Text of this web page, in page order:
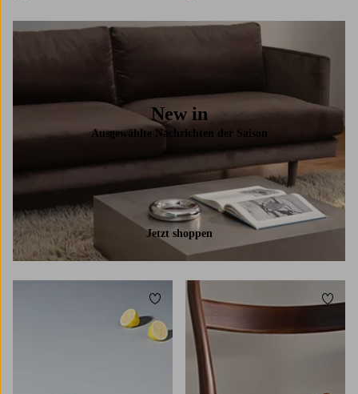
2 Farben 1 Farbe
New in
Ausgewählte Nachrichten der Saison
Jetzt shoppen
Zu Favoriten hinzufügen Zu